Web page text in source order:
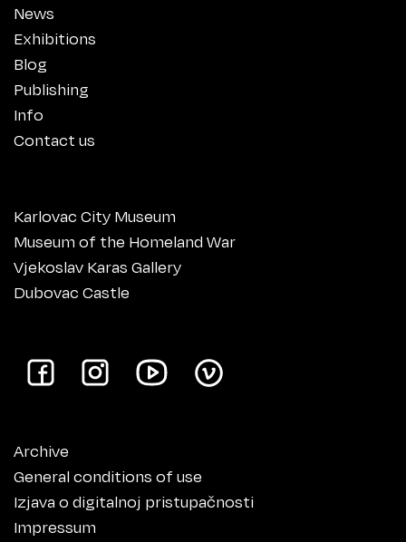
News
Exhibitions
Blog
Publishing
Info
Contact us
Karlovac City Museum
Museum of the Homeland War
Vjekoslav Karas Gallery
Dubovac Castle
Archive
General conditions of use
Izjava o digitalnoj pristupačnosti
Impressum